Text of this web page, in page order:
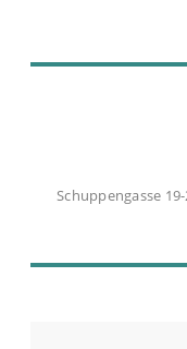
Schuppengasse